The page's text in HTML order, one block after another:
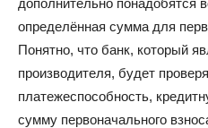
дополнительно понадобятся
определённая сумма для
Понятно, что банк, который
производителя, будет
платежеспособность,
сумму первоначального